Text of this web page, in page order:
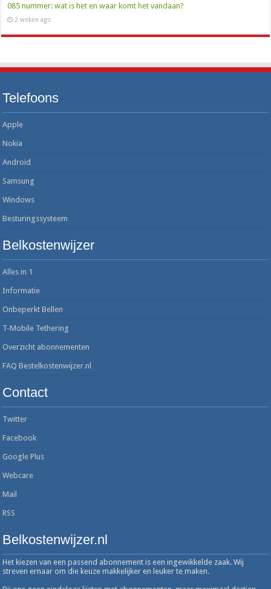
085 nummer: wat is het en waar komt het vandaan?
2 weken ago
Telefoons
Apple
Nokia
Android
Samsung
Windows
Besturingssysteem
Belkostenwijzer
Alles in 1
Informatie
Onbeperkt Bellen
T-Mobile Tethering
Overzicht abonnementen
FAQ Bestelkostenwijzer.nl
Contact
Twitter
Facebook
Google Plus
Webcare
Mail
RSS
Belkostenwijzer.nl
Het kiezen van een passend abonnement is een ingewikkelde zaak. Wij
streven ernaar om die keuze makkelijker en leuker te maken.